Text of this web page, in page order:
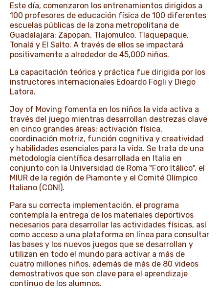
Este día, comenzaron los entrenamientos dirigidos a
100 profesores de educación física de 100 diferentes
escuelas públicas de la zona metropolitana de
Guadalajara: Zapopan, Tlajomulco, Tlaquepaque,
Tonalá y El Salto. A través de ellos se impactará
positivamente a alrededor de 45,000 niños.
La capacitación teórica y práctica fue dirigida por los
instructores internacionales Edoardo Fogli y Diego
Latora.
Joy of Moving fomenta en los niños la vida activa a
través del juego mientras desarrollan destrezas clave
en cinco grandes áreas: activación física,
coordinación motriz, función cognitiva y creatividad
y habilidades esenciales para la vida. Se trata de una
metodología científica desarrollada en Italia en
conjunto con la Universidad de Roma "Foro Itálico", el
MIUR de la región de Piamonte y el Comité Olímpico
Italiano (CONI).
Para su correcta implementación, el programa
contempla la entrega de los materiales deportivos
necesarios para desarrollar las actividades físicas, así
como acceso a una plataforma en línea para consultar
las bases y los nuevos juegos que se desarrollan y
utilizan en todo el mundo para activar a más de
cuatro millones niños, además de más de 80 videos
demostrativos que son clave para el aprendizaje
continuo de los alumnos.